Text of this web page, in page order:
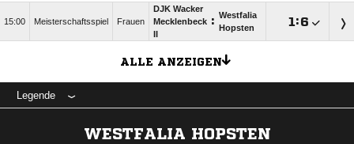
15:00 Meisterschaftsspiel Frauen
DJK Wacker
Mecklenbeck : Westfalia
Hopsten
:
ALLE ANZEIGEN
Legende
WESTFALIA HOPSTEN